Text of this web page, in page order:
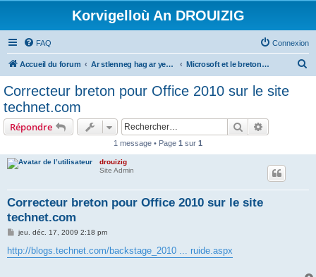
Korvigelloù An DROUIZIG
FAQ Connexion
Accueil du forum Ar stlenneg hag ar yezhoù bihan er bed a-bezh Microsoft et le breton - Microsoft and the Breton language
Correcteur breton pour Office 2010 sur le site
technet.com
Répondre Rechercher
1 message • Page 1 sur 1
drouizig
Site Admin
Correcteur breton pour Office 2010 sur le site
technet.com
M
s
s
jeu. déc. 17, 2009 2:18 pm
http://blogs.technet.com/backstage_2010 ... ruide.aspx